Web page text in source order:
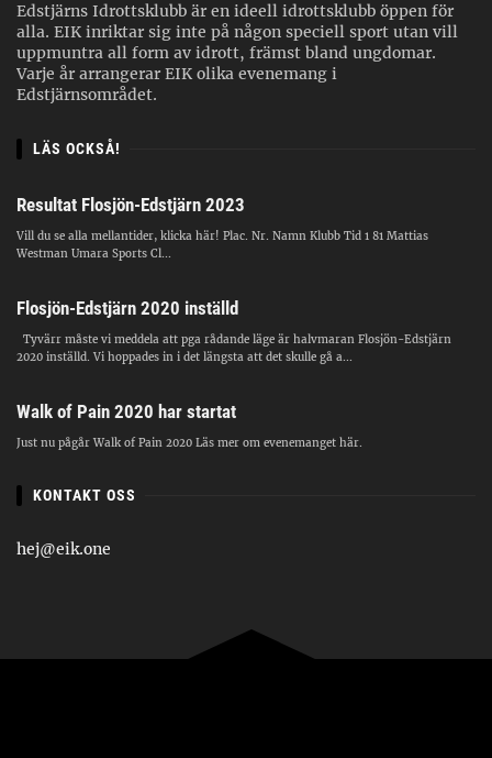
Edstjärns Idrottsklubb är en ideell idrottsklubb öppen för
alla. EIK inriktar sig inte på någon speciell sport utan vill
uppmuntra all form av idrott, främst bland ungdomar.
Varje år arrangerar EIK olika evenemang i
Edstjärnsområdet.
LÄS OCKSÅ!
Resultat Flosjön-Edstjärn 2023
Vill du se alla mellantider, klicka här! Plac. Nr. Namn Klubb Tid 1 81 Mattias
Westman Umara Sports Cl...
Flosjön-Edstjärn 2020 inställd
Tyvärr måste vi meddela att pga rådande läge är halvmaran Flosjön-Edstjärn
2020 inställd. Vi hoppades in i det längsta att det skulle gå a...
Walk of Pain 2020 har startat
Just nu pågår Walk of Pain 2020 Läs mer om evenemanget här.
KONTAKT OSS
hej@eik.one